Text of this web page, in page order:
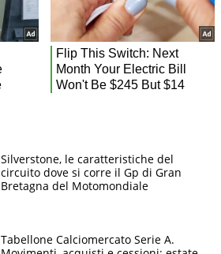
Silverstone, le caratteristiche del
circuito dove si corre il Gp di Gran
Bretagna del Motomondiale
Tabellone Calciomercato Serie A.